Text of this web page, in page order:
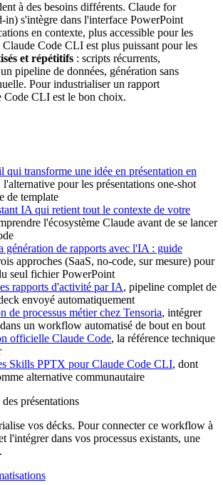
à des besoins différents. Claude for
in) s'intègre dans l'interface PowerPoint
en contexte, plus accessible pour les
Code CLI est plus puissant pour les
et répétitifs : scripts récurrents,
pipeline de données, génération sans
Pour industrialiser un rapport
Code CLI est le bon choix.
qui transforme une idée en présentation en
l'alternative pour les présentations one-shot
de template
IA qui retient tout le contexte de votre
l'écosystème Claude avant de se lancer
génération de rapports avec l'IA : guide
approches (SaaS, no-code, sur mesure) pour
seul fichier PowerPoint
rapports d'activité par IA, pipeline complet de
envoyé automatiquement
de processus métier chez Tensoria, intégrer
un workflow automatisé de bout en bout
officielle Claude Code, la référence technique
Skills PPTX pour Claude Code CLI, dont
alternative communautaire
présentations
vos décks. Pour connecter ce workflow à
l'intégrer dans vos processus existants, une